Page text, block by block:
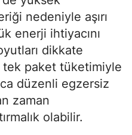
nedeniyle aşırı
enerji ihtiyacını
dikkate
tek paket tüketimiyle
düzenli egzersiz
zaman
olabilir.